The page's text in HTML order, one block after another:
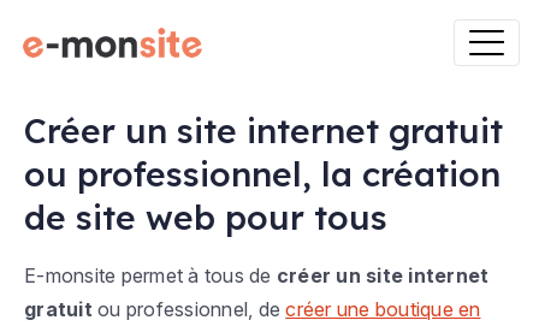
Créer un site internet gratuit
ou professionnel, la création
de site web pour tous
E-monsite permet à tous de créer un site internet
gratuit ou professionnel, decréer une boutique en